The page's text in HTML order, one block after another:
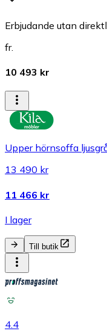
Erbjudande utan
fr.
10 493 kr
Upper hörnsoffa
13 490 kr
11 466 kr
I lager
Till butik
4.4